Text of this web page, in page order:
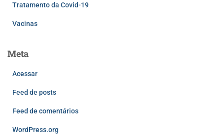
Tratamento da Covid-19
Vacinas
Meta
Acessar
Feed de posts
Feed de comentários
WordPress.org